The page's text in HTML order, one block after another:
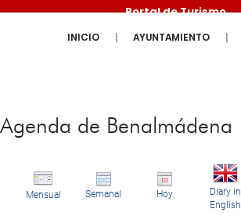
Portal de Turismo
INICIO AYUNTAMIENTO
Agenda de Benalmádena
Mensual Semanal Hoy
Diary in
English